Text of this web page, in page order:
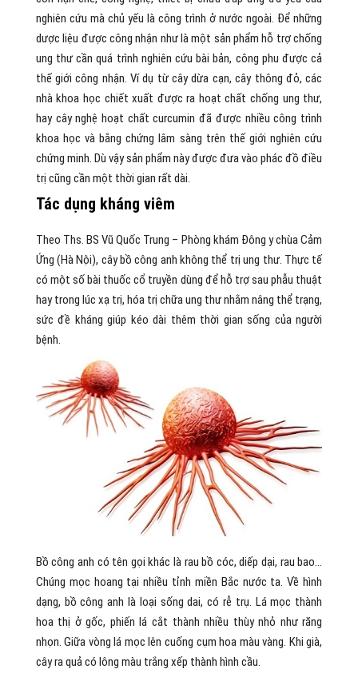
nghiên cứu mà chủ yếu là công trình ở nước ngoài. Để những
dược liệu được công nhận như là một sản phẩm hỗ trợ chống
ung thư cần quá trình nghiên cứu bài bản, công phu được cả
thế giới công nhận. Ví dụ từ cây dừa cạn, cây thông đỏ, các
nhà khoa học chiết xuất được ra hoạt chất chống ung thư,
hay cây nghệ hoạt chất curcumin đã được nhiều công trình
khoa học và bằng chứng lâm sàng trên thế giới nghiên cứu
chứng minh. Dù vậy sản phẩm này được đưa vào phác đồ điều
trị cũng cần một thời gian rất dài.
Tác dụng kháng viêm
Theo Ths. BS Vũ Quốc Trung – Phòng khám Đông y chùa Cảm
Ứng (Hà Nội), cây bồ công anh không thể trị ung thư. Thực tế
có một số bài thuốc cổ truyền dùng để hỗ trợ sau phẫu thuật
hay trong lúc xạ trị, hóa trị chữa ung thư nhằm nâng thể trạng,
sức đề kháng giúp kéo dài thêm thời gian sống của người
bệnh.
Bồ công anh có tên gọi khác là rau bồ cóc, diếp dại, rau bao…
Chúng mọc hoang tại nhiều tỉnh miền Bắc nước ta. Về hình
dạng, bồ công anh là loại sống dai, có rễ trụ. Lá mọc thành
hoa thị ở gốc, phiến lá cắt thành nhiều thùy nhỏ như răng
nhọn. Giữa vòng lá mọc lên cuống cụm hoa màu vàng. Khi già,
cây ra quả có lông màu trắng xếp thành hình cầu.